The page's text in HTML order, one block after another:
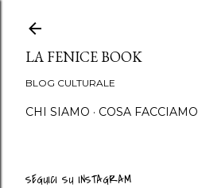
LA FENICE BOOK
BLOG CULTURALE
CHI SIAMO COSA FACCIAMO
SEGUICI SU INSTAGRAM